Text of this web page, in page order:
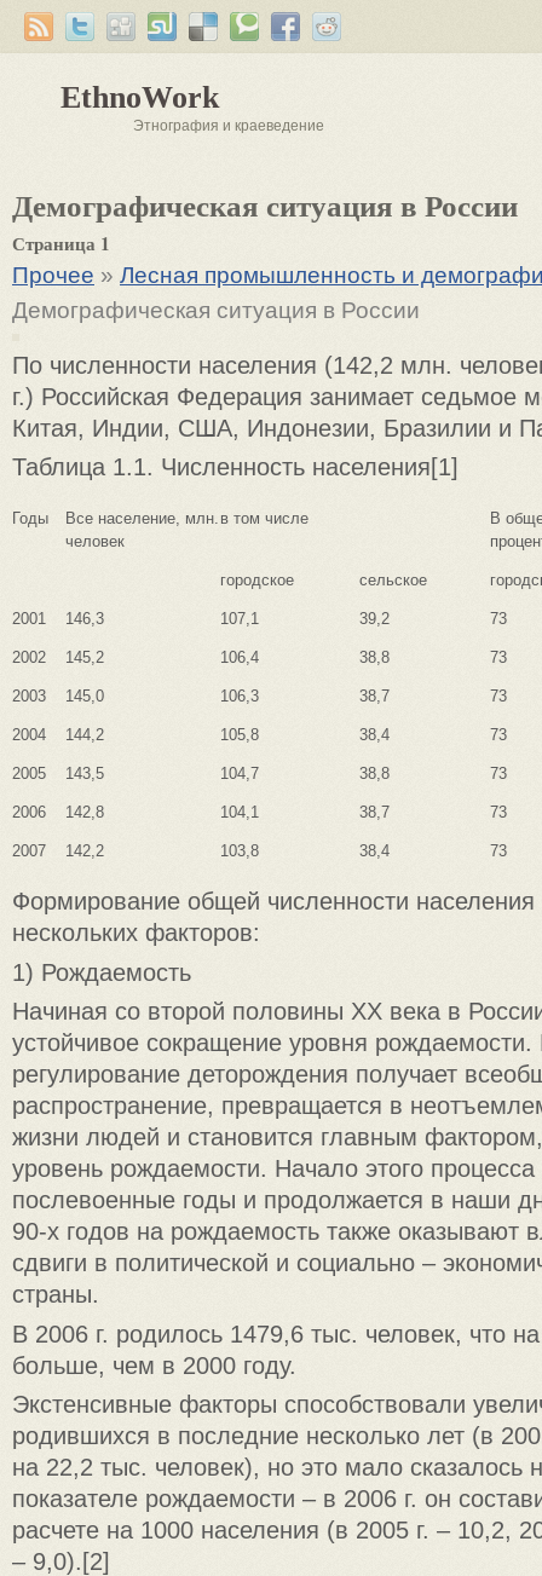
EthnoWork
Этнография и краеведение
Демографическая ситуация в России
Страница 1
Прочее » Лесная промышленность и
Демографическая ситуация в России
По численности населения (142,2 млн.
г.) Российская Федерация занимает седьмое
Китая, Индии, США, Индонезии, Бразилии и
Таблица 1.1. Численность населения[1]
Годы
Все население, млн.
человек
в том числе
В
городское сельское
2001 146,3 107,1 39,2 73
2002 145,2 106,4 38,8 73
2003 145,0 106,3 38,7 73
2004 144,2 105,8 38,4 73
2005 143,5 104,7 38,8 73
2006 142,8 104,1 38,7 73
2007 142,2 103,8 38,4 73
Формирование общей численности населения
нескольких факторов:
1) Рождаемость
Начиная со второй половины ХХ века в
устойчивое сокращение уровня
регулирование деторождения получает
распространение, превращается в
жизни людей и становится главным
уровень рождаемости. Начало этого
послевоенные годы и продолжается в наши
90-х годов на рождаемость также оказывают
сдвиги в политической и социально –
страны.
В 2006 г. родилось 1479,6 тыс. человек, что
больше, чем в 2000 году.
Экстенсивные факторы способствовали
родившихся в последние несколько лет (в
на 22,2 тыс. человек), но это мало сказалось
показателе рождаемости – в 2006 г. он
расчете на 1000 населения (в 2005 г. – 10,2,
– 9,0).[2]